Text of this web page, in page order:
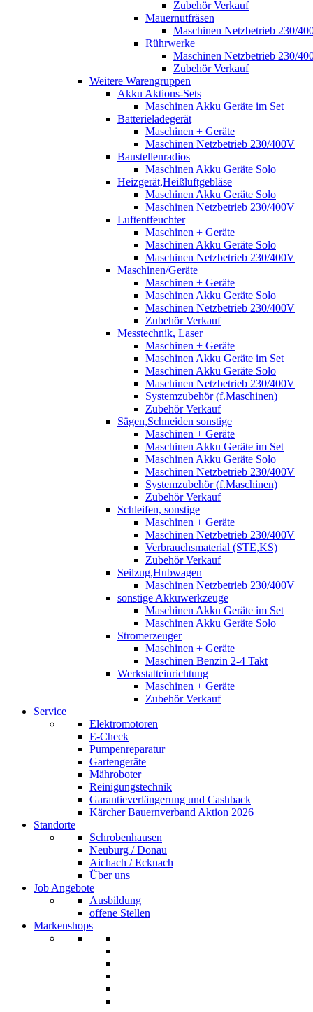
Zubehör Verkauf
Mauernutfräsen
Maschinen Netzbetrieb 230/
Rührwerke
Maschinen Netzbetrieb 230/
Zubehör Verkauf
Weitere Warengruppen
Akku Aktions-Sets
Maschinen Akku Geräte im Set
Batterieladegerät
Maschinen + Geräte
Maschinen Netzbetrieb 230/400V
Baustellenradios
Maschinen Akku Geräte Solo
Heizgerät,Heißluftgebläse
Maschinen Akku Geräte Solo
Maschinen Netzbetrieb 230/400V
Luftentfeuchter
Maschinen + Geräte
Maschinen Akku Geräte Solo
Maschinen Netzbetrieb 230/400V
Maschinen/Geräte
Maschinen + Geräte
Maschinen Akku Geräte Solo
Maschinen Netzbetrieb 230/400V
Zubehör Verkauf
Messtechnik, Laser
Maschinen + Geräte
Maschinen Akku Geräte im Set
Maschinen Akku Geräte Solo
Maschinen Netzbetrieb 230/400V
Systemzubehör (f.Maschinen)
Zubehör Verkauf
Sägen,Schneiden sonstige
Maschinen + Geräte
Maschinen Akku Geräte im Set
Maschinen Akku Geräte Solo
Maschinen Netzbetrieb 230/400V
Systemzubehör (f.Maschinen)
Zubehör Verkauf
Schleifen, sonstige
Maschinen + Geräte
Maschinen Netzbetrieb 230/400V
Verbrauchsmaterial (STE,KS)
Zubehör Verkauf
Seilzug,Hubwagen
Maschinen Netzbetrieb 230/400V
sonstige Akkuwerkzeuge
Maschinen Akku Geräte im Set
Maschinen Akku Geräte Solo
Stromerzeuger
Maschinen + Geräte
Maschinen Benzin 2-4 Takt
Werkstatteinrichtung
Maschinen + Geräte
Zubehör Verkauf
Service
Elektromotoren
E-Check
Pumpenreparatur
Gartengeräte
Mähroboter
Reinigungstechnik
Garantieverlängerung und Cashback
Kärcher Bauernverband Aktion 2026
Standorte
Schrobenhausen
Neuburg / Donau
Aichach / Ecknach
Über uns
Job Angebote
Ausbildung
offene Stellen
Markenshops